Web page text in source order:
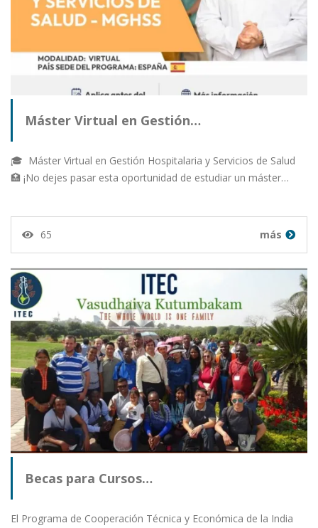
Máster Virtual en Gestión…
🎓 Máster Virtual en Gestión Hospitalaria y Servicios de Salud
🏥 ¡No dejes pasar esta oportunidad de estudiar un máster…
65 más
Becas para Cursos…
El Programa de Cooperación Técnica y Económica de la India